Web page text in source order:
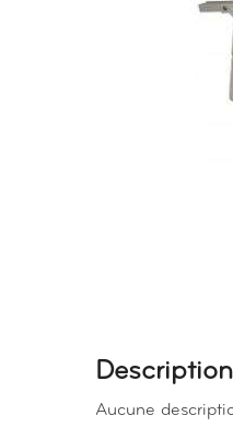
Description
Aucune